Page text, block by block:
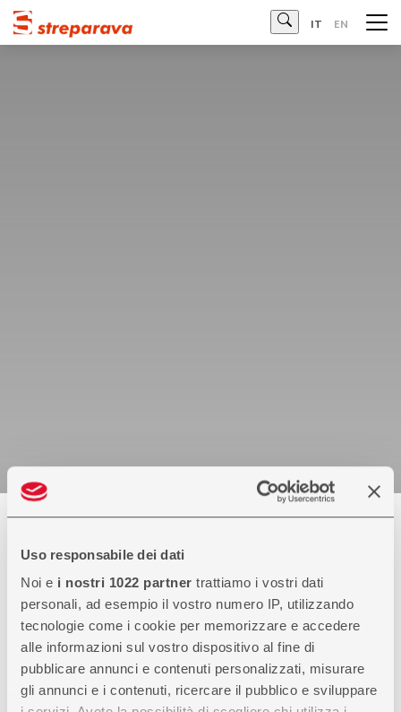
Uso responsabile dei dati
Noi e i nostri 1022 partner trattiamo i vostri dati
personali, ad esempio il vostro numero IP, utilizzando
tecnologie come i cookie per memorizzare e accedere
alle informazioni sul vostro dispositivo al fine di
pubblicare annunci e contenuti personalizzati, misurare
gli annunci e i contenuti, ricercare il pubblico e sviluppare
Streparava IT EN
HAI BISOGNO DI INFORMAZIONI?
CONTATTA IL NOSTRO ESPERTO